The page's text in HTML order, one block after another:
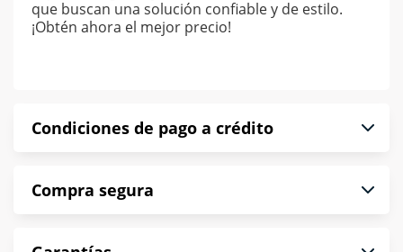
que buscan una solución confiable y de estilo.
¡Obtén ahora el mejor precio!
Condiciones de pago a crédito
puntualmente. Al finalizar tu compra generas el
*Sujeto a aprobación de crédito conforme a
Compra segura